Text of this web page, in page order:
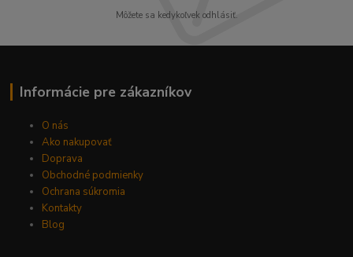
Môžete sa kedykoľvek odhlásiť.
Informácie pre zákazníkov
O nás
Ako nakupovať
Doprava
Obchodné podmienky
Ochrana súkromia
Kontakty
Blog